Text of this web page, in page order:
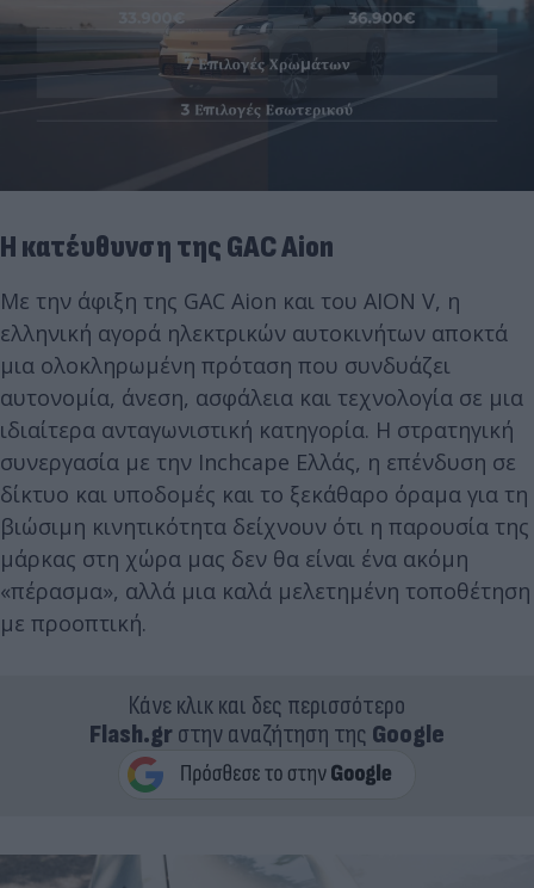
Η κατέυθυνση της GAC Aion
Με την άφιξη της GAC Aion και του AION V, η
ελληνική αγορά ηλεκτρικών αυτοκινήτων αποκτά
μια ολοκληρωμένη πρόταση που συνδυάζει
αυτονομία, άνεση, ασφάλεια και τεχνολογία σε μια
ιδιαίτερα ανταγωνιστική κατηγορία. Η στρατηγική
συνεργασία με την Inchcape Ελλάς, η επένδυση σε
δίκτυο και υποδομές και το ξεκάθαρο όραμα για τη
βιώσιμη κινητικότητα δείχνουν ότι η παρουσία της
μάρκας στη χώρα μας δεν θα είναι ένα ακόμη
«πέρασμα», αλλά μια καλά μελετημένη τοποθέτηση
με προοπτική.
Κάνε κλικ και δες περισσότερο
Flash.grστην αναζήτηση της Google